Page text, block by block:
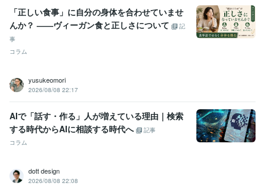
「正しい食事」に自分の身体を合わせていませ
んか？ ――ヴィーガン食と正しさについて
記
事
コラム
yusukeomori
2026/08/08 22:17
AIで「話す・作る」人が増えている理由｜検索
する時代からAIに相談する時代へ
記事
コラム
dott design
2026/08/08 22:08